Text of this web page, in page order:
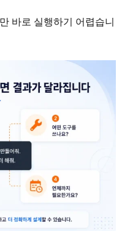
바로 실행하기 어렵습니